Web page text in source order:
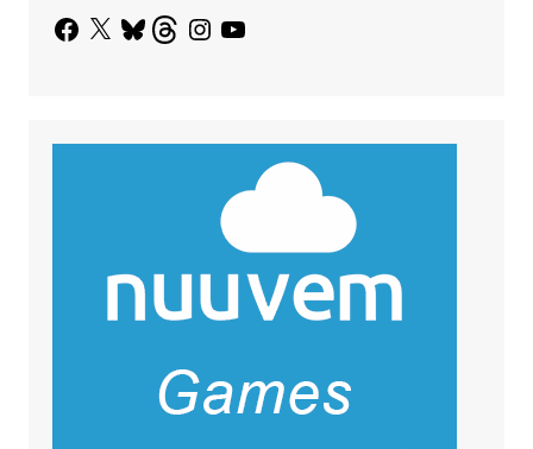
Facebook
X BlueskyThreadsInstagram
YouTube